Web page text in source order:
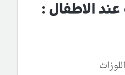
عند الاطفال :